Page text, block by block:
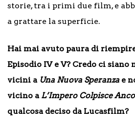
storie, tra i primi due film, e
a grattare la superficie.
Hai mai avuto paura di
Episodio IV e V? Credo ci
vicini a Una Nuova Speranza e
vicino a L’Impero Colpisce
qualcosa deciso da Lucasfilm?